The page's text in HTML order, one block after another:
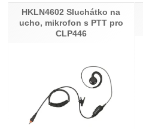
Nebyla přidána
HKLN4602 Sluchátko na
ucho, mikrofon s PTT pro
CLP446